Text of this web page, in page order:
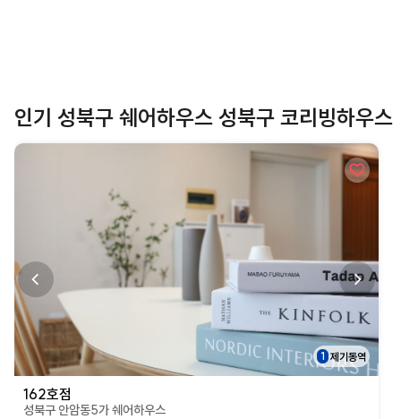
인기 성북구 쉐어하우스 성북구 코리빙하우스
1 제기동역
162호점
성북구 안암동5가 쉐어하우스
상세페이지로 이동